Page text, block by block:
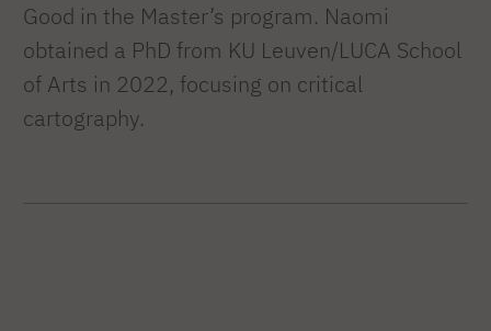
Good in the Master’s program. Naomi
obtained a PhD from KU Leuven/LUCA School
of Arts in 2022, focusing on critical
cartography.